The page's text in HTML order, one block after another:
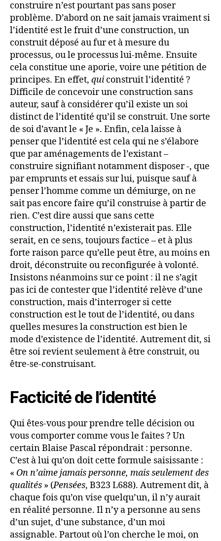
construire n’est pourtant pas sans poser
problème. D’abord on ne sait jamais vraiment si
l’identité est le fruit d’une construction, un
construit déposé au fur et à mesure du
processus, ou le processus lui-même. Ensuite
cela constitue une aporie, voire une pétition de
principes. En effet, qui construit l’identité ?
Difficile de concevoir une construction sans
auteur, sauf à considérer qu’il existe un soi
distinct de l’identité qu’il se construit. Une sorte
de soi d’avant le « Je ». Enfin, cela laisse à
penser que l’identité est cela qui ne s’élabore
que par aménagements de l’existant –
construire signifiant notamment disposer -, que
par emprunts et essais sur lui, puisque sauf à
penser l’homme comme un démiurge, on ne
sait pas encore faire qu’il construise à partir de
rien. C’est dire aussi que sans cette
construction, l’identité n’existerait pas. Elle
serait, en ce sens, toujours factice – et à plus
forte raison parce qu’elle peut être, au moins en
droit, déconstruite ou reconfigurée à volonté.
Insistons néanmoins sur ce point : il ne s’agit
pas ici de contester que l’identité relève d’une
construction, mais d’interroger si cette
construction est le tout de l’identité, ou dans
quelles mesures la construction est bien le
mode d’existence de l’identité. Autrement dit, si
être soi revient seulement à être construit, ou
être-se-construisant.
Facticité de l’identité
Qui êtes-vous pour prendre telle décision ou
vous comporter comme vous le faites ? Un
certain Blaise Pascal répondrait : personne.
C’est à lui qu’on doit cette formule saisissante :
« On n’aime jamais personne, mais seulement des
qualités » (Pensées, B323 L688). Autrement dit, à
chaque fois qu’on vise quelqu’un, il n’y aurait
en réalité personne. Il n’y a personne au sens
d’un sujet, d’une substance, d’un moi
assignable. Partout où l’on cherche le moi, on